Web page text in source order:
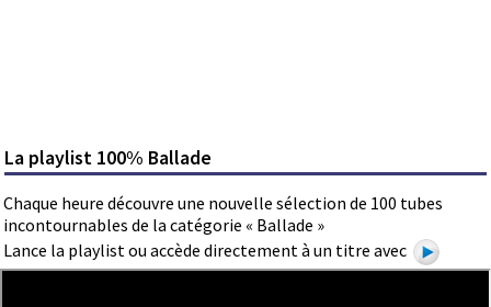
La playlist 100% Ballade
Chaque heure découvre une nouvelle sélection de 100 tubes
incontournables de la catégorie « Ballade »
Lance la playlist ou accède directement à un titre avec